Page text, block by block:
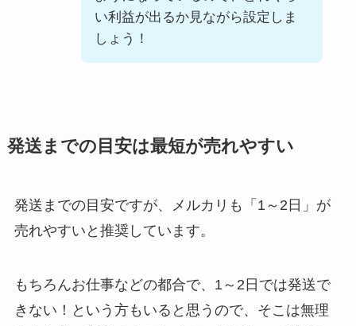
い利益が出るか見ながら設定しま
しょう！
発送までの目安は最短が売れやすい
発送までの目安ですが、メルカリも「1～2日」が
売れやすいと推奨しています。
もちろんお仕事などの都合で、1～2日では発送で
きない！という方もいると思うので、そこは無理